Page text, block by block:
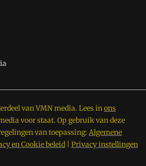
van VMN media. Lees inons
voor staat. Op gebruik van deze
van toepassing: Algemene
en Cookie beleid Privacy instellingen